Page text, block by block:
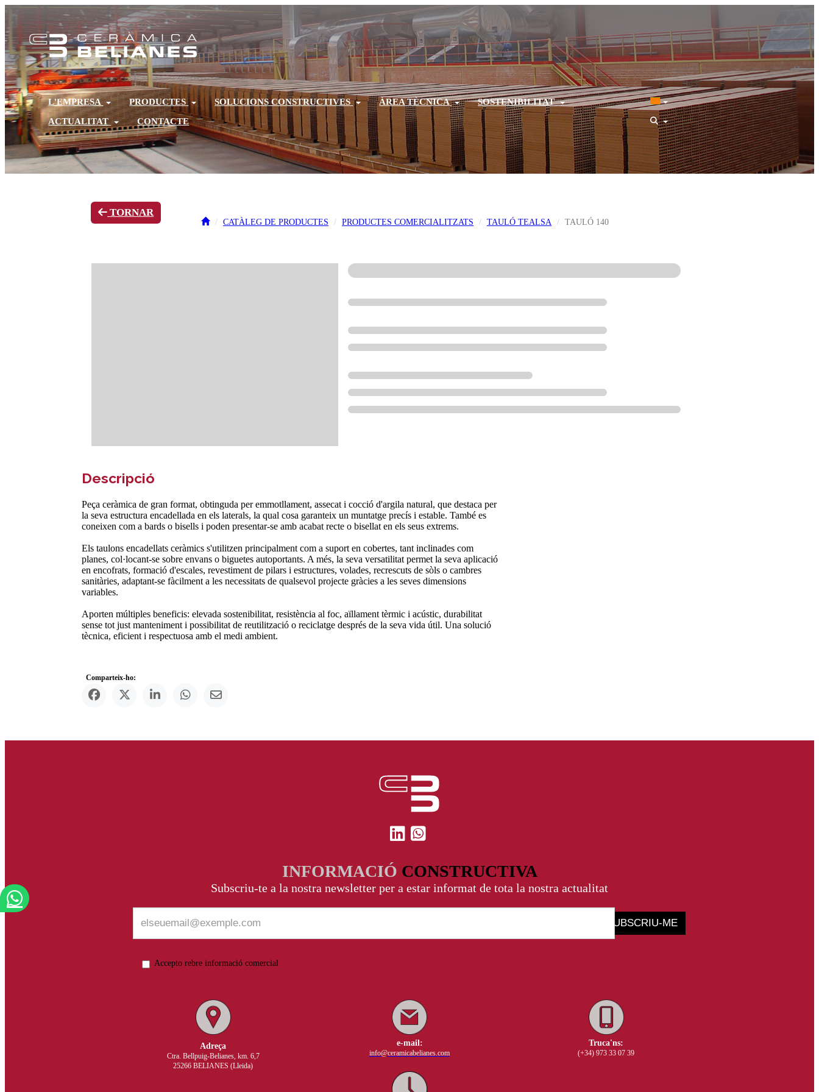
L'EMPRESA PRODUCTES SOLUCIONS CONSTRUCTIVES ÀREA TÈCNICA
SOSTENIBILITAT
ACTUALITAT
CONTACTE
CATÀLEG DE PRODUCTES PRODUCTES COMERCIALITZATS TAULÓ TEALSA TAULÓ 140
TORNAR
Descripció
Peça ceràmica de gran format, obtinguda per emmotllament, assecat i cocció d'argila natural, que destaca per
la seva estructura encadellada en els laterals, la qual cosa garanteix un muntatge precís i estable. També es
coneixen com a bards o bisells i poden presentar-se amb acabat recte o bisellat en els seus extrems.
Els taulons encadellats ceràmics s'utilitzen principalment com a suport en cobertes, tant inclinades com
planes, col·locant-se sobre envans o biguetes autoportants. A més, la seva versatilitat permet la seva aplicació
en encofrats, formació d'escales, revestiment de pilars i estructures, volades, recrescuts de sòls o cambres
sanitàries, adaptant-se fàcilment a les necessitats de qualsevol projecte gràcies a les seves dimensions
variables.
Aporten múltiples beneficis: elevada sostenibilitat, resistència al foc, aïllament tèrmic i acústic, durabilitat
sense tot just manteniment i possibilitat de reutilització o reciclatge després de la seva vida útil. Una solució
tècnica, eficient i respectuosa amb el medi ambient.
Comparteix-ho:
INFORMACIÓ CONSTRUCTIVA
Subscriu-te a la nostra newsletter per a estar informat de tota la nostra actualitat
SUBSCRIU-ME
Accepto rebre informació comercial
Adreça
Ctra. Bellpuig-Belianes, km. 6,7
25266 BELIANES (Lleida)
e-mail:
info@ceramicabelianes.com
Truca'ns:
(+34) 973 33 07 39